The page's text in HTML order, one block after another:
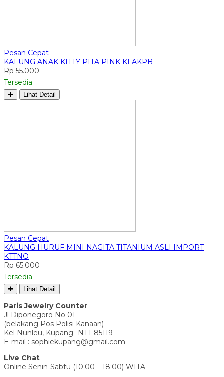
Pesan Cepat
KALUNG ANAK KITTY PITA PINK KLAKPB
Rp 55.000
Tersedia
✚ Lihat Detail
Pesan Cepat
KALUNG HURUF MINI NAGITA TITANIUM ASLI IMPORT
KTTNO
Rp 65.000
Tersedia
✚ Lihat Detail
Paris Jewelry Counter
Jl Diponegoro No 01
(belakang Pos Polisi Kanaan)
Kel Nunleu, Kupang -NTT 85119
E-mail : sophiekupang@gmail.com
Live Chat
Online Senin-Sabtu (10.00 – 18:00) WITA